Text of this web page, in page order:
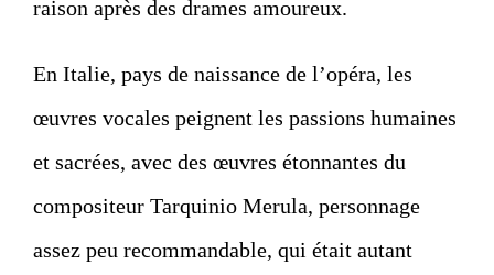
raison après des drames amoureux.
En Italie, pays de naissance de l’opéra, les
œuvres vocales peignent les passions humaines
et sacrées, avec des œuvres étonnantes du
compositeur Tarquinio Merula, personnage
assez peu recommandable, qui était autant